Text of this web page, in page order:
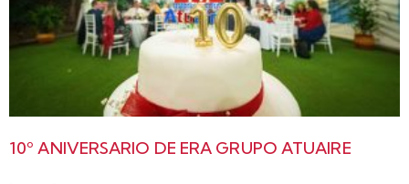
10º ANIVERSARIO DE ERA GRUPO ATUAIRE